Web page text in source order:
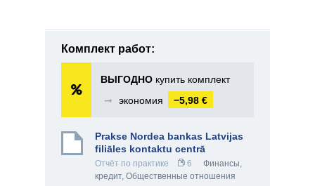
Комплект работ:
ВЫГОДНО купить комплект
➞
экономия −5,98 €
Prakse Nordea bankas Latvijas
filiāles kontaktu centrā
Отчёт по практике 6
Финансы,
кредит, Общественные отношения